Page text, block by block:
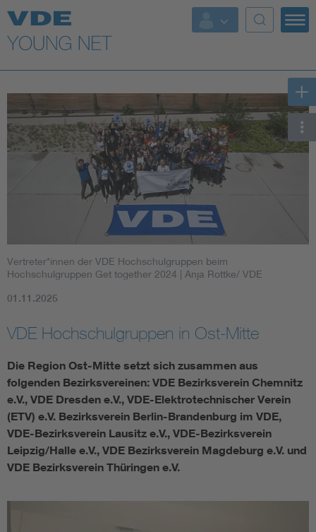
Top Themen
Fokusthemen
Energy
AI & Digital Trust
Standards
Weitere Themen
Assisted Living
Electromobility
Energy efficiency
Energy storage
Functional safety
Vertreter*innen der VDE Hochschulgruppen beim
Hochschulgruppen Get together 2024 | Anja Rottke/ VDE
01.11.2025
VDE Hochschulgruppen in Ost-Mitte
Die Region Ost-Mitte setzt sich zusammen aus
folgenden Bezirksvereinen: VDE Bezirksverein Chemnitz
e.V., VDE Dresden e.V., VDE-Elektrotechnischer Verein
(ETV) e.V. Bezirksverein Berlin-Brandenburg im VDE,
VDE-Bezirksverein Lausitz e.V., VDE-Bezirksverein
Leipzig/Halle e.V., VDE Bezirksverein Magdeburg e.V. und
VDE Bezirksverein Thüringen e.V.